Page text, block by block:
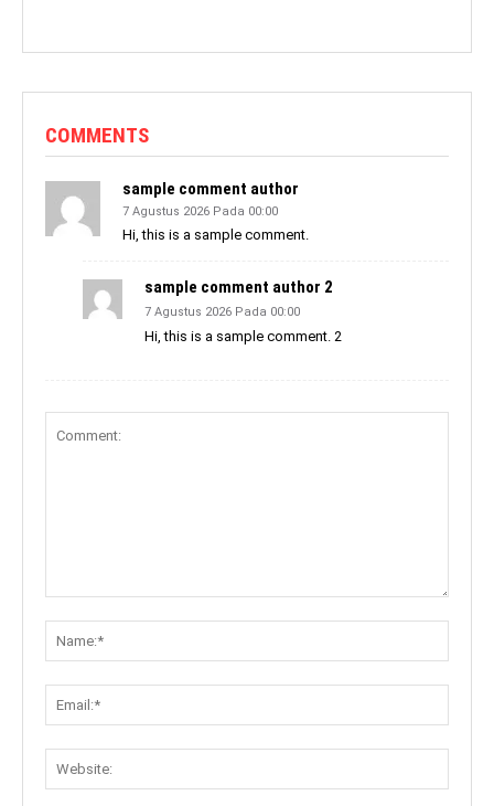
COMMENTS
sample comment author
7 Agustus 2026 Pada 00:00
Hi, this is a sample comment.
sample comment author 2
7 Agustus 2026 Pada 00:00
Hi, this is a sample comment. 2